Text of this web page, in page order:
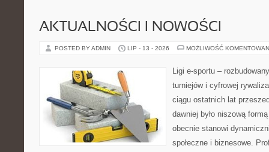
AKTUALNOŚCI I NOWOŚCI
POSTED BY ADMIN LIP - 13 - 2026 MOŻLIWOŚĆ
Ligi e-sportu –
turniejów i cyfrowej
ciągu ostatnich lat
dawniej było niszową
obecnie stanowi
społeczne i biznesowe.